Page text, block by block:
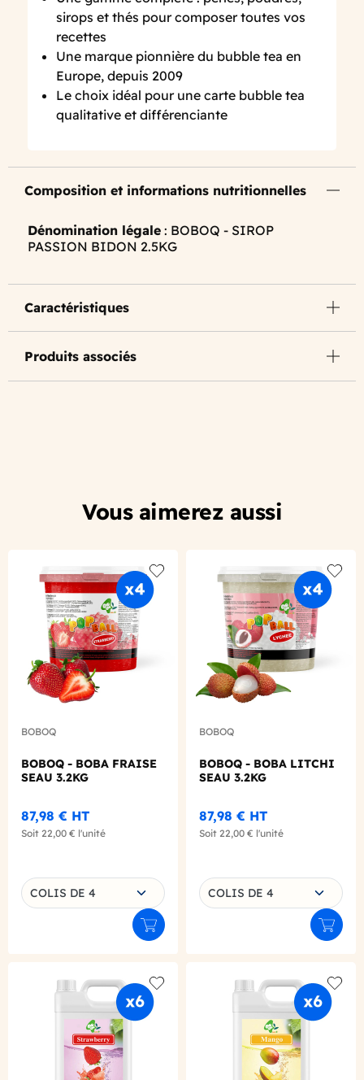
sirops et thés pour composer toutes vos
recettes
Une marque pionnière du bubble tea en
Europe, depuis 2009
Le choix idéal pour une carte bubble tea
qualitative et différenciante
Composition et informations nutritionnelles
Dénomination légale : BOBOQ - SIROP
PASSION BIDON 2.5KG
Caractéristiques
Produits associés
Vous aimerez aussi
Add to wishlist
BOBOQ
BOBOQ - BOBA FRAISE
SEAU 3.2KG
87,98 € HT
Soit 22,00 € l'unité
Choisissez une déclinaison
COLIS DE 4
Ajouter au panier
Add
BOBOQ
BOBOQ - BOBA LITCHI
SEAU 3.2KG
87,98 € HT
Soit 22,00 € l'unité
Choisissez une déclinaison
COLIS DE 4
Add to wishlist Add